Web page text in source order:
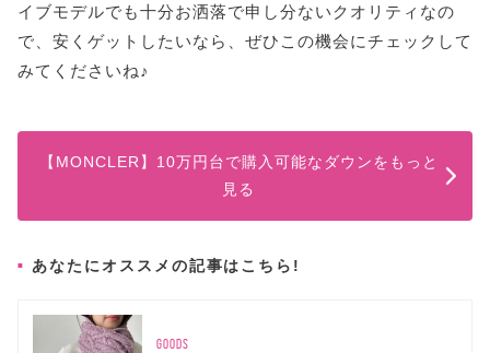
イブモデルでも十分お洒落で申し分ないクオリティなの
で、安くゲットしたいなら、ぜひこの機会にチェックして
みてくださいね♪
【MONCLER】10万円台で購入可能なダウンをもっと
見る
あなたにオススメの記事はこちら!
GOODS